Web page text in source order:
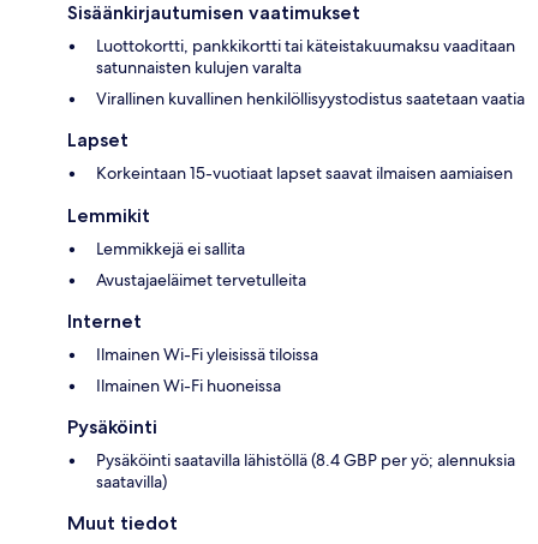
Sisäänkirjautumisen vaatimukset
Luottokortti, pankkikortti tai käteistakuumaksu vaaditaan
satunnaisten kulujen varalta
Virallinen kuvallinen henkilöllisyystodistus saatetaan vaatia
Lapset
Korkeintaan 15-vuotiaat lapset saavat ilmaisen aamiaisen
Lemmikit
Lemmikkejä ei sallita
Avustajaeläimet tervetulleita
Internet
Ilmainen Wi-Fi yleisissä tiloissa
Ilmainen Wi-Fi huoneissa
Pysäköinti
Pysäköinti saatavilla lähistöllä (8.4 GBP per yö; alennuksia
saatavilla)
Muut tiedot